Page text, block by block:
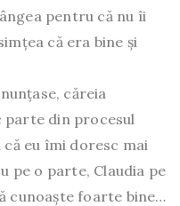
pentru că nu îi
că era bine și
căreia
parte din procesul
eu îmi doresc mai
pe o parte, Claudia pe
cunoaște foarte bine…